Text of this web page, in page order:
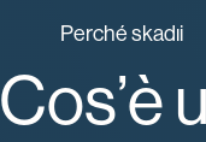
Perché skadıi
Cos’è